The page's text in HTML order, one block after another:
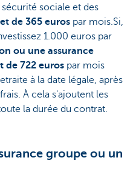
sociale et des
de 365 euros par mois.Si,
1.000 euros par
ou une assurance
de 722 euros par mois
à la date légale, après
À cela s'ajoutent les
la durée du contrat.
groupe ou un